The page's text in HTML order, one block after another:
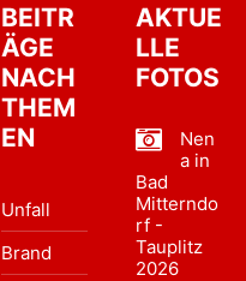
BEITR
ÄGE
NACH
THEM
EN
Unfall
Brand
AKTUE
LLE
FOTOS
Nen
a in
Bad
Mitterndo
rf -
Tauplitz
2026